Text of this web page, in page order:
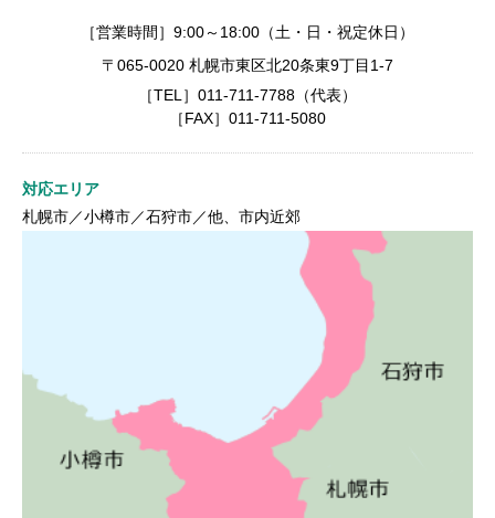
［営業時間］9:00～18:00（土・日・祝定休日）
〒065-0020 札幌市東区北20条東9丁目1-7
［TEL］011-711-7788（代表）
［FAX］011-711-5080
対応エリア
札幌市／小樽市／石狩市／他、市内近郊